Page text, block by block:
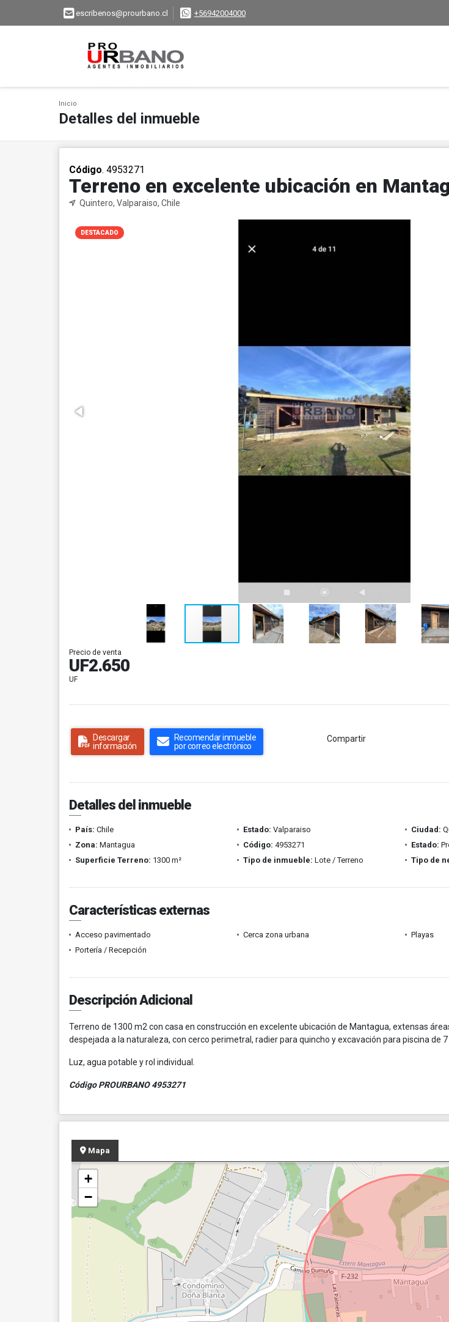
escribenos@prourbano.cl +56942004000
Inicio
Detalles del inmueble
Código. 4953271
Terreno en excelente ubicación en
Quintero, Valparaiso, Chile
DESTACADO
Precio de venta
UF2.650
UF
Descargar
información
Recomendar inmueble
por correo electrónico
Compartir
Detalles del inmueble
País: Chile Estado: Valparaiso Ciudad:
Zona: Mantagua Código: 4953271 Estado:
Superficie Terreno: 1300 m² Tipo de inmueble: Lote / Terreno Tipo de
Características externas
Acceso pavimentado Cerca zona urbana
Playas
Portería / Recepción
Descripción Adicional
Terreno de 1300 m2 con casa en construcción en excelente ubicación de Mantagua, extensas
despejada a la naturaleza, con cerco perimetral, radier para quincho y excavación para piscina de 7
Luz, agua potable y rol individual.
Código PROURBANO 4953271
Mapa
+
−